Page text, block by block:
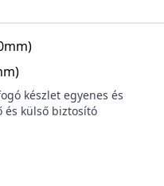
készlet egyenes és
külső biztosító